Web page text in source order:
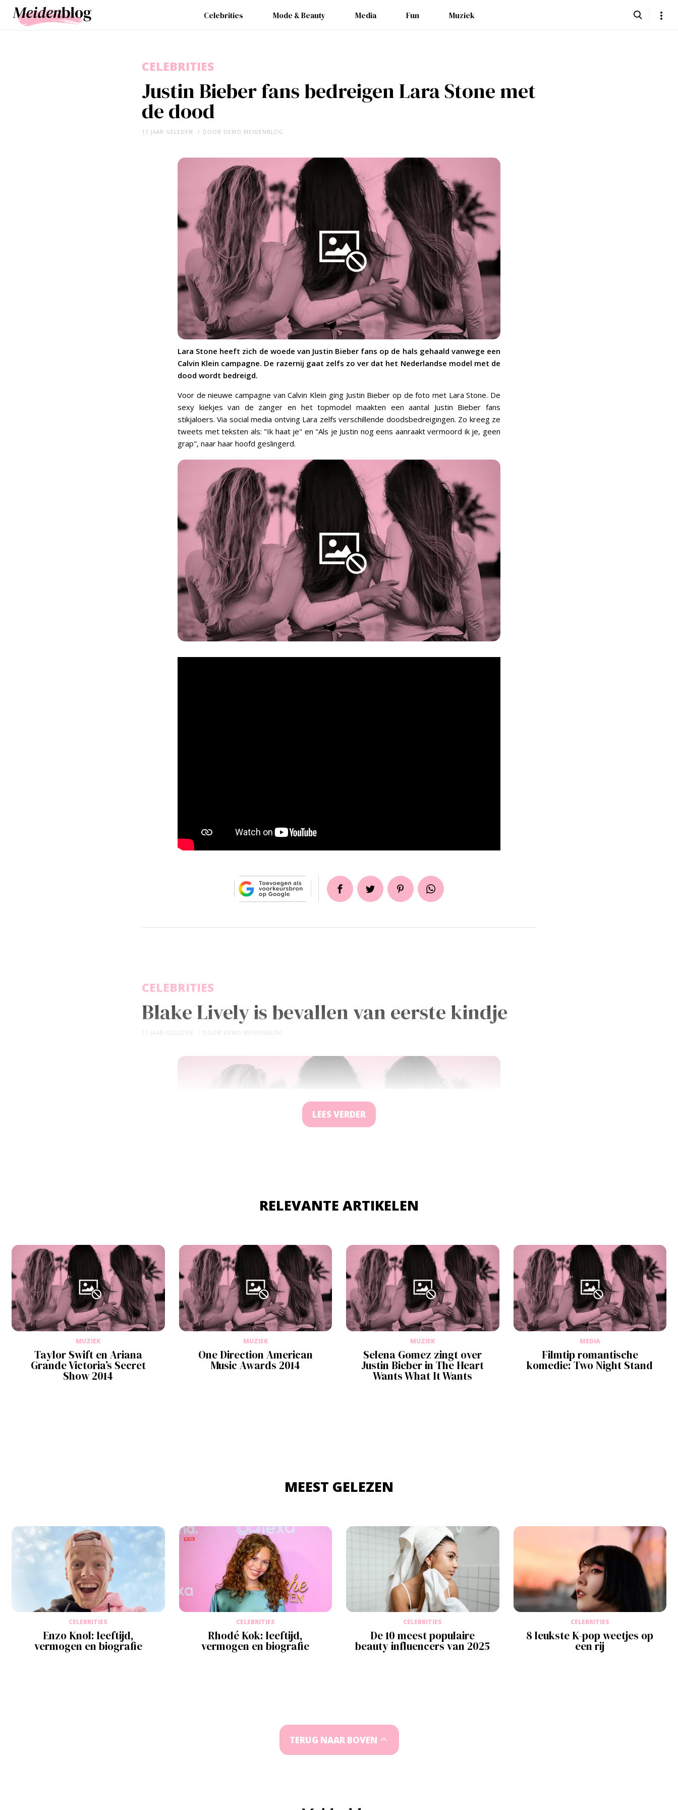
Celebrities Mode & Beauty Media Fun Muziek
Justin Bieber fans bedreigen Lara Stone met
de dood
CELEBRITIES
11 JAAR GELEDEN DOOR DEMO MEIDENBLOG
Lara Stone heeft zich de woede van Justin Bieber fans op de hals gehaald vanwege een
Calvin Klein campagne. De razernij gaat zelfs zo ver dat het Nederlandse model met de
dood wordt bedreigd.
Voor de nieuwe campagne van Calvin Klein ging Justin Bieber op de foto met Lara Stone. De
sexy kiekjes van de zanger en het topmodel maakten een aantal Justin Bieber fans
stikjaloers. Via social media ontving Lara zelfs verschillende doodsbedreigingen. Zo kreeg ze
tweets met teksten als: "Ik haat je" en "Als je Justin nog eens aanraakt vermoord ik je, geen
grap", naar haar hoofd geslingerd.
Blake Lively is bevallen van eerste kindje
CELEBRITIES
11 JAAR GELEDEN DOOR DEMO MEIDENBLOG
LEES VERDER
RELEVANTE ARTIKELEN
MUZIEK
Taylor Swift en Ariana
Grande Victoria’s Secret
Show 2014
MUZIEK
One Direction American
Music Awards 2014
MUZIEK
Selena Gomez zingt over
Justin Bieber in The Heart
Wants What It Wants
MEDIA
Filmtip romantische
komedie: Two Night Stand
MEEST GELEZEN
CELEBRITIES
Enzo Knol: leeftijd,
vermogen en biografie
CELEBRITIES
Rhodé Kok: leeftijd,
vermogen en biografie
CELEBRITIES
De 10 meest populaire
beauty influencers van 2025
CELEBRITIES
8 leukste K-pop weetjes op
een rij
TERUG NAAR BOVEN